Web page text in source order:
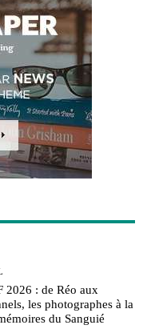
2026 : de Réo aux
les photographes à la
du Sanguié